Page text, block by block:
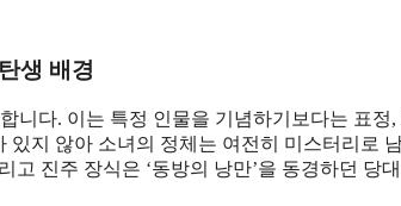
생 배경
니다. 이는 특정 인물을 기념하기보다는 표
있지 않아 소녀의 정체는 여전히 미스터리로
고 진주 장식은 ‘동방의 낭만’을 동경하던 당